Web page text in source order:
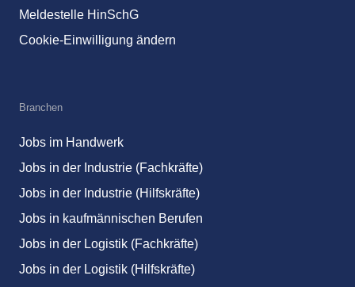
Meldestelle HinSchG
Cookie-Einwilligung ändern
Branchen
Jobs im Handwerk
Jobs in der Industrie (Fachkräfte)
Jobs in der Industrie (Hilfskräfte)
Jobs in kaufmännischen Berufen
Jobs in der Logistik (Fachkräfte)
Jobs in der Logistik (Hilfskräfte)